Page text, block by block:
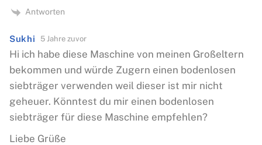
Antworten
Sukhi 5 Jahre zuvor
Hi ich habe diese Maschine von meinen Großeltern
bekommen und würde Zugern einen bodenlosen
siebträger verwenden weil dieser ist mir nicht
geheuer. Könntest du mir einen bodenlosen
siebträger für diese Maschine empfehlen?
Liebe Grüße